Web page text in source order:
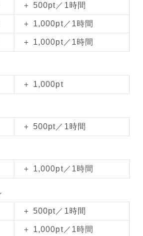
＋ 500pt／1時間
＋ 1,000pt／1時間
＋ 1,000pt／1時間
＋ 1,000pt
＋ 500pt／1時間
＋ 1,000pt／1時間
＋ 500pt／1時間
＋ 1,000pt／1時間